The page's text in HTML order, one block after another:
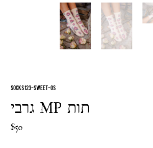
SOCKS 123-SWEET-OS
גרבי MP תות
$50